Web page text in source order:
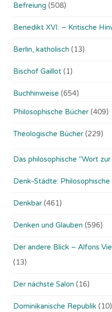
Befreiung (508)
Benedikt XVI. – Kritische
Berlin, katholisch (13)
Bischof Gaillot (1)
Buchhinweise (654)
Philosophische Bücher (409)
Theologische Bücher (229)
Das philosophische "Wort
Denk-Städte:
Denkbar (461)
Denken und Glauben (596)
Der andere Blick – Alfons
(13)
Der nächste Salon (16)
Dominikanische Republik (10)